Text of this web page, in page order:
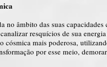
no âmbito das suas
resquícios de sua
cósmica mais poderosa,
por esse meio,